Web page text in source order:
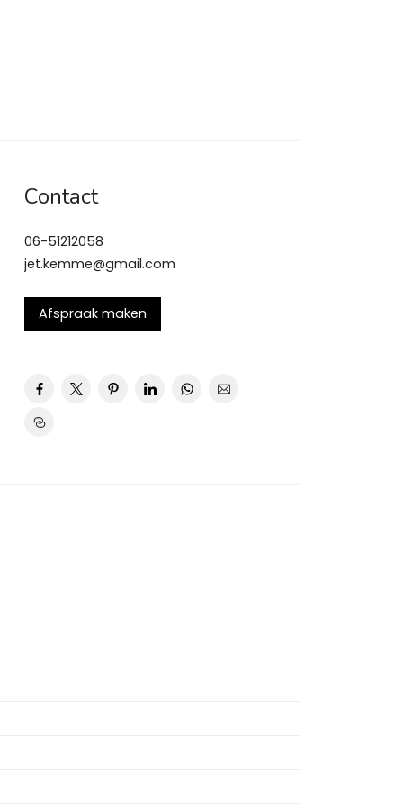
Contact
06-51212058
jet.kemme@gmail.com
Afspraak maken